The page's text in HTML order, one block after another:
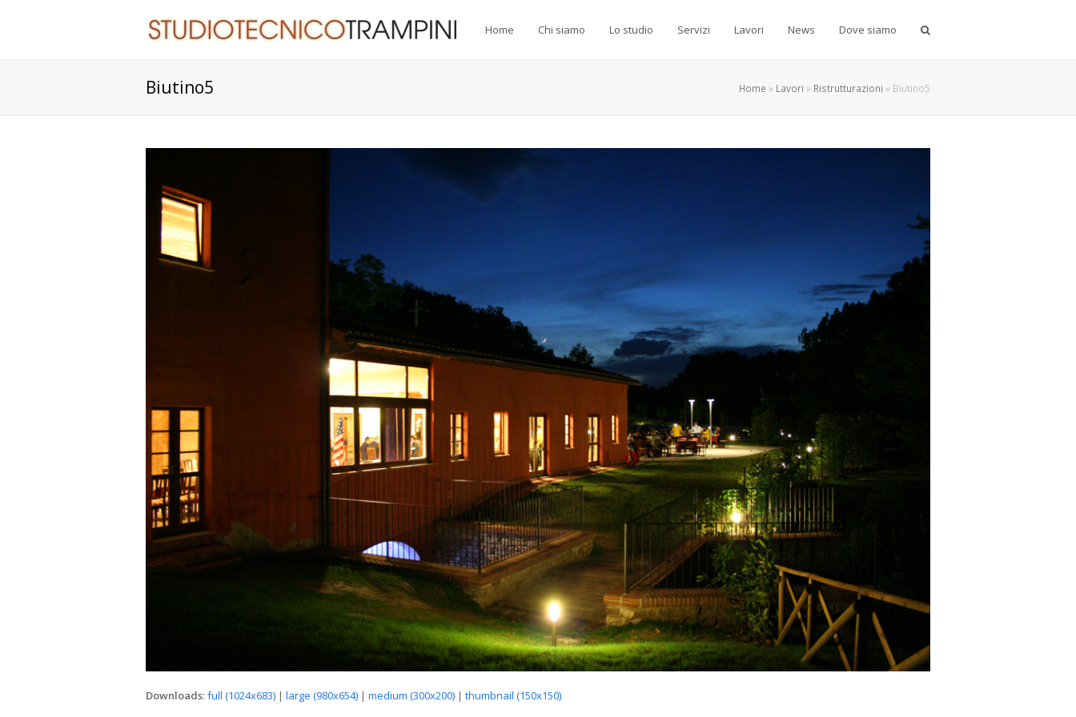
Home Chi siamo Lo studio Servizi Lavori News Dove siamo
Biutino5 Home » Lavori » Ristrutturazioni » Biutino5
Downloads: full (1024x683) | large (980x654) | medium (300x200) | thumbnail (150x150)